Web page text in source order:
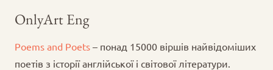
OnlyArt Eng
Poems and Poets – понад 15000 віршів найвідоміших
поетів з історії англійської і світової літератури.